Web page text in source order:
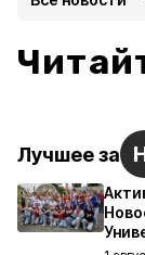
Лучшее за